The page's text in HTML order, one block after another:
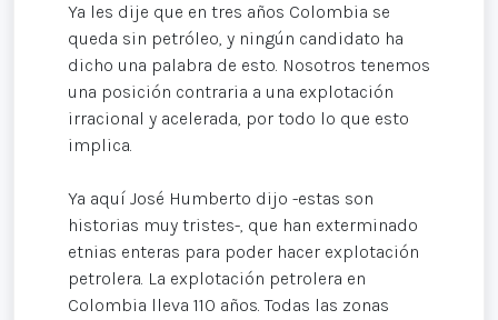
Ya les dije que en tres años Colombia se
queda sin petróleo, y ningún candidato ha
dicho una palabra de esto. Nosotros tenemos
una posición contraria a una explotación
irracional y acelerada, por todo lo que esto
implica.
Ya aquí José Humberto dijo -estas son
historias muy tristes-, que han exterminado
etnias enteras para poder hacer explotación
petrolera. La explotación petrolera en
Colombia lleva 110 años. Todas las zonas